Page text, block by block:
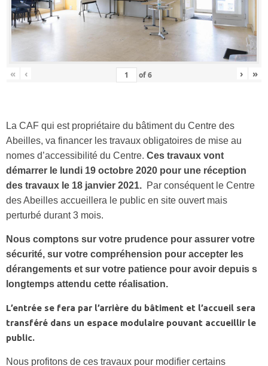
« ‹ of6 › »
La CAF qui est propriétaire du bâtiment du Centre des
Abeilles, va financer les travaux obligatoires de mise au
nomes d’accessibilité du Centre. Ces travaux vont
démarrer le lundi 19 octobre 2020 pour une réception
des travaux le 18 janvier 2021. Par conséquent le Centre
des Abeilles accueillera le public en site ouvert mais
perturbé durant 3 mois.
Nous comptons sur votre prudence pour assurer votre
sécurité, sur votre compréhension pour accepter les
dérangements et sur votre patience pour avoir depuis s
longtemps attendu cette réalisation.
L’entrée se fera par l’arrière du bâtiment et l’accueil sera
transféré dans un espace modulaire pouvant accueillir le
public.
Nous profitons de ces travaux pour modifier certains